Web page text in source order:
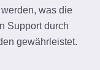
was die
Support durch
gewährleistet.